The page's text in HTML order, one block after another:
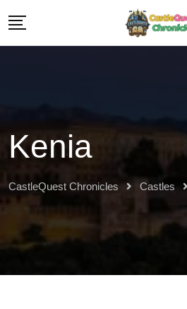
Kenia
CastleQuest Chronicles Castles